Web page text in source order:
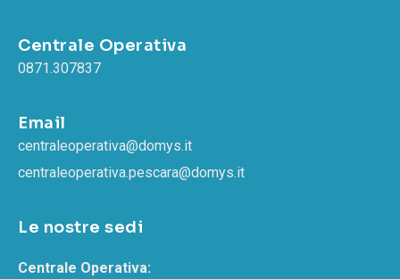
Centrale Operativa
0871.307837
Email
centraleoperativa@domys.it
centraleoperativa.pescara@domys.it
Le nostre sedi
Centrale Operativa: